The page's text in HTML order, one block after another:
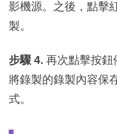
影機源。之後，點擊
製。
步驟 4. 再次點擊按鈕
將錄製的錄製內容保
式。